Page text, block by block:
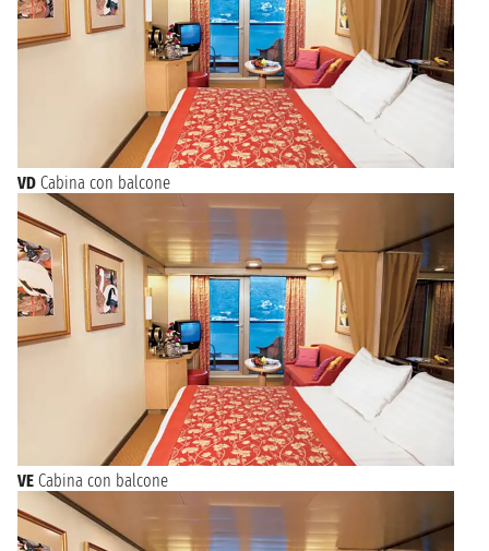
VD Cabina con balcone
VE Cabina con balcone